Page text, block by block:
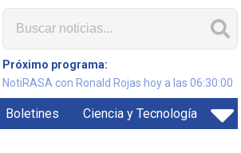
Próximo programa:
NotiRASA con Ronald Rojas hoy a las 06:30:00
Boletines Ciencia y Tecnología